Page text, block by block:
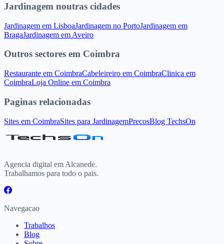
Jardinagem noutras cidades
Jardinagem em LisboaJardinagem no PortoJardinagem em
BragaJardinagem em Aveiro
Outros sectores em Coimbra
Restaurante em CoimbraCabeleireiro em CoimbraClinica em
CoimbraLoja Online em Coimbra
Paginas relacionadas
Sites em CoimbraSites para JardinagemPrecosBlog TechsOn
Agencia digital em Alcanede.
Trabalhamos para todo o pais.
Navegacao
Trabalhos
Blog